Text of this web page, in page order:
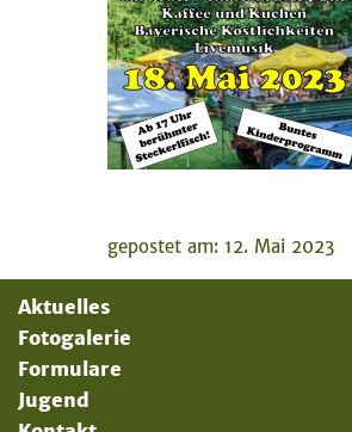
gepostet am: 12. Mai 2023
Aktuelles
Fotogalerie
Formulare
Jugend